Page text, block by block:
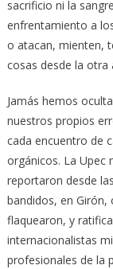
sacrificio ni la
enfrentamiento a
o atacan, mienten,
cosas desde la otra
Jamás hemos
nuestros propios
cada encuentro de
orgánicos. La Upec
reportaron desde
bandidos, en Girón,
flaquearon, y
internacionalistas
profesionales de la